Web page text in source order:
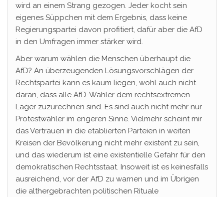
wird an einem Strang gezogen. Jeder kocht sein
eigenes Süppchen mit dem Ergebnis, dass keine
Regierungspartei davon profitiert, dafür aber die AfD
in den Umfragen immer stärker wird.
Aber warum wählen die Menschen überhaupt die
AfD? An überzeugenden Lösungsvorschlägen der
Rechtspartei kann es kaum liegen, wohl auch nicht
daran, dass alle AfD-Wähler dem rechtsextremen
Lager zuzurechnen sind. Es sind auch nicht mehr nur
Protestwähler im engeren Sinne. Vielmehr scheint mir
das Vertrauen in die etablierten Parteien in weiten
Kreisen der Bevölkerung nicht mehr existent zu sein,
und das wiederum ist eine existentielle Gefahr für den
demokratischen Rechtsstaat. Insoweit ist es keinesfalls
ausreichend, vor der AfD zu warnen und im Übrigen
die althergebrachten politischen Rituale